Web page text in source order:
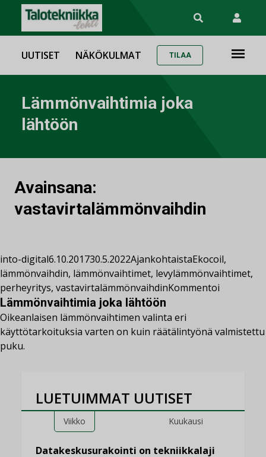
UUTISET NÄKÖKULMAT TILAA
Lämmönvaihtimia joka
lähtöön
Avainsana:
vastavirtalämmönvaihdin
into-digital6.10.201730.5.2022AjankohtaistaEkocoil,
lämmönvaihdin, lämmönvaihtimet, levylämmönvaihtimet,
perheyritys, vastavirtalämmönvaihdinKommentoi
Lämmönvaihtimia joka lähtöön
Oikeanlaisen lämmönvaihtimen valinta eri
käyttötarkoituksia varten on kuin räätälintyönä valmistettu
puku.
LUETUIMMAT UUTISET
Viikko Kuukausi
Datakeskusurakointi on tekniikkalaji